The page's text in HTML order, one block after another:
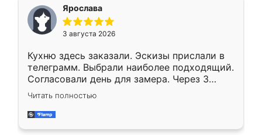
Ярослава
3 августа 2026
Кухню здесь заказали. Эскизы прислали в
телеграмм. Выбрали наиболее подходящий.
Согласовали день для замера. Через 3
недели кухня была уже готова. Остались
довольны работой. Спасибо Ренессанс
мебель за качественную работу!
Читать полностью